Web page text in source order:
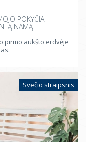
POKYČIAI
NAMĄ
pirmo aukšto erdvėje
Svečio straipsnis